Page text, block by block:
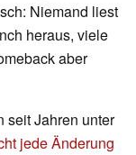
Niemand liest
heraus, viele
aber
seit Jahren unter
jede Änderung